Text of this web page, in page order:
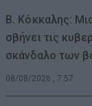
Β. Κόκκαλης:
σβήνει τις
σκάνδαλο των
08/08/2026 , 7:57